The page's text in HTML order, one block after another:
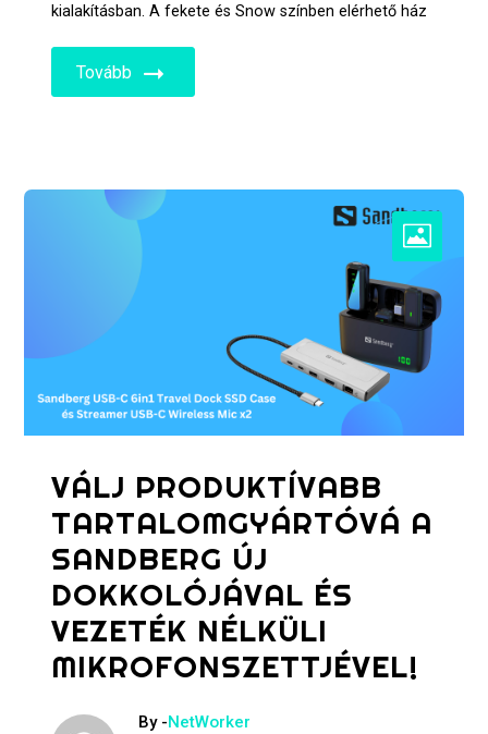
kialakításban. A fekete és Snow színben elérhető ház
Tovább
VÁLJ PRODUKTÍVABB
TARTALOMGYÁRTÓVÁ A
SANDBERG ÚJ
DOKKOLÓJÁVAL ÉS
VEZETÉK NÉLKÜLI
MIKROFONSZETTJÉVEL!
By -NetWorker